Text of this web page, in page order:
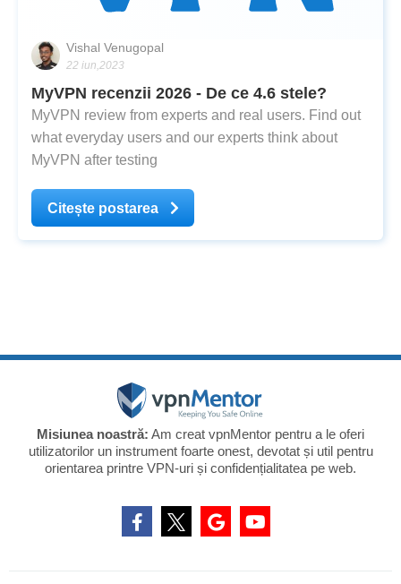
Vishal Venugopal
22 iun,2023
MyVPN recenzii 2026 - De ce 4.6 stele?
MyVPN review from experts and real users. Find out
what everyday users and our experts think about
MyVPN after testing
Citește postarea
Misiunea noastră: Am creat vpnMentor pentru a le oferi
utilizatorilor un instrument foarte onest, devotat și util pentru
orientarea printre VPN-uri și confidențialitatea pe web.